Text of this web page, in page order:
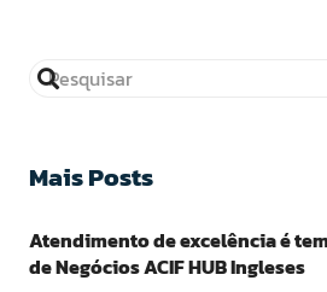
Mais Posts
Atendimento de excelência é
de Negócios ACIF HUB Ingleses